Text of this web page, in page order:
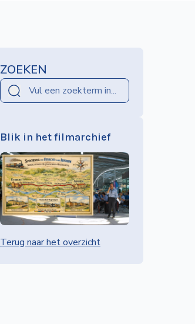
ZOEKEN
Blik in het filmarchief
Terug naar het overzicht